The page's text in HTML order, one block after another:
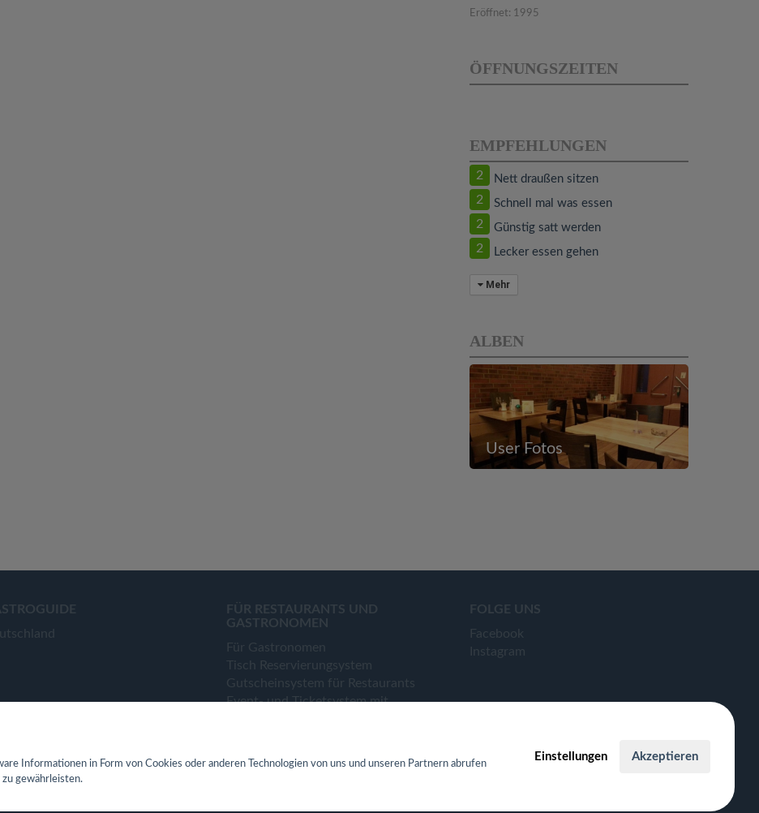
Eröffnet: 1995
ÖFFNUNGSZEITEN
EMPFEHLUNGEN
2 Nett draußen sitzen
2 Schnell mal was essen
2 Günstig satt werden
2 Lecker essen gehen
Mehr
ALBEN
User Fotos
FÜR RESTAURANTS UND
GASTRONOMEN
Für Gastronomen
Tisch Reservierungsystem
Gutscheinsystem für Restaurants
Event- und Ticketsystem mit
Webseiten für Restaurant
FOLGE UNS
Facebook
Instagram
Informationen in Form von Cookies oder anderen Technologien von uns und unseren Partnern abrufen
gewährleisten.
Einstellungen Akzeptieren